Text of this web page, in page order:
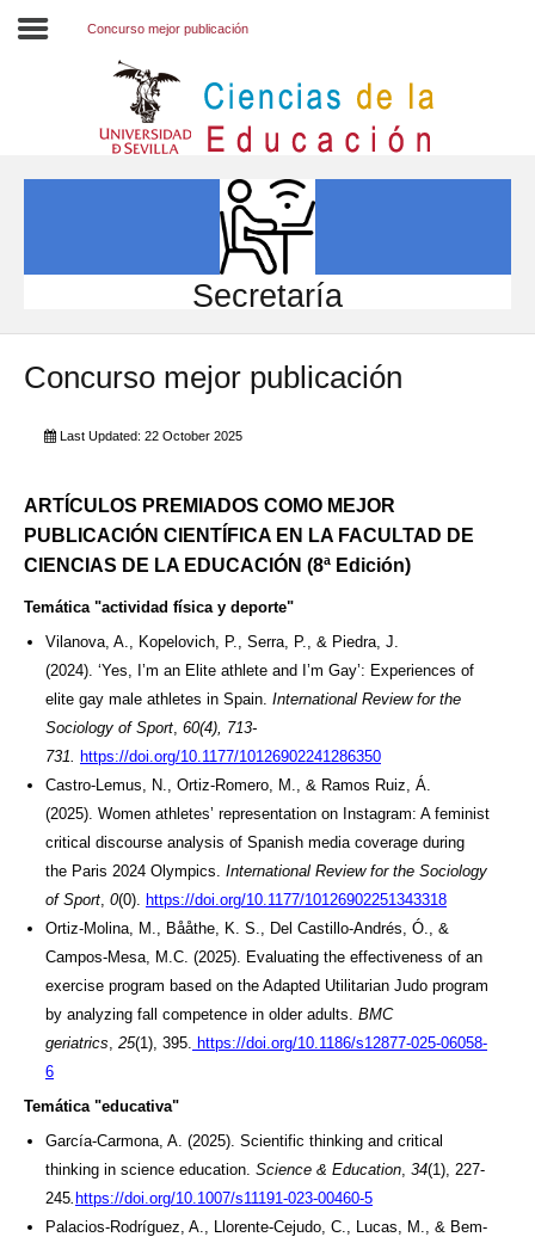
INVESTIGACIÓN
INTERNACIONAL
Directorio FCCE
Concurso mejor publicación
Secretaría
Concurso mejor publicación
Last Updated: 22 October 2025
ARTÍCULOS PREMIADOS COMO MEJOR
PUBLICACIÓN CIENTÍFICA EN LA FACULTAD DE
CIENCIAS DE LA EDUCACIÓN (8ª Edición)
Temática "actividad física y deporte"
Vilanova, A., Kopelovich, P., Serra, P., & Piedra, J.
(2024). ‘Yes, I’m an Elite athlete and I’m Gay’: Experiences of
elite gay male athletes in Spain. International Review for the
Sociology of Sport, 60(4), 713-
731. https://doi.org/10.1177/10126902241286350
Castro-Lemus, N., Ortiz-Romero, M., & Ramos Ruiz, Á.
(2025). Women athletes’ representation on Instagram: A feminist
critical discourse analysis of Spanish media coverage during
the Paris 2024 Olympics. International Review for the Sociology
of Sport, 0(0). https://doi.org/10.1177/10126902251343318
Ortiz-Molina, M., Bååthe, K. S., Del Castillo-Andrés, Ó., &
Campos-Mesa, M.C. (2025). Evaluating the effectiveness of an
exercise program based on the Adapted Utilitarian Judo program
by analyzing fall competence in older adults. BMC
geriatrics, 25(1), 395. https://doi.org/10.1186/s12877-025-06058-
6
Temática "educativa"
García-Carmona, A. (2025). Scientific thinking and critical
thinking in science education. Science & Education, 34(1), 227-
245. https://doi.org/10.1007/s11191-023-00460-5
Palacios-Rodríguez, A., Llorente-Cejudo, C., Lucas, M., & Bem-